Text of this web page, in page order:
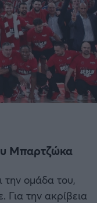
Μπαρτζώκα
την ομάδα του,
Για την ακρίβεια